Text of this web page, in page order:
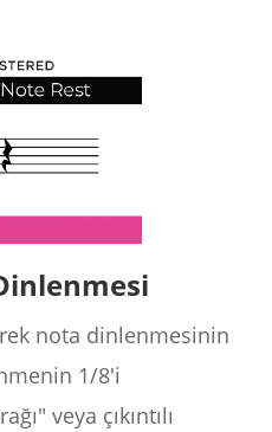
nota dinlenmesinin
1/8'i
veya çıkıntılı